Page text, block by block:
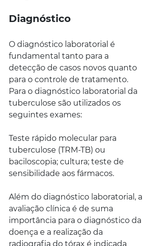
Diagnóstico
O diagnóstico laboratorial é
fundamental tanto para a
detecção de casos novos quanto
para o controle de tratamento.
Para o diagnóstico laboratorial da
tuberculose são utilizados os
seguintes exames:
Teste rápido molecular para
tuberculose (TRM-TB) ou
baciloscopia; cultura; teste de
sensibilidade aos fármacos.
Além do diagnóstico laboratorial, a
avaliação clínica é de suma
importância para o diagnóstico da
doença e a realização da
radiografia do tórax é indicada